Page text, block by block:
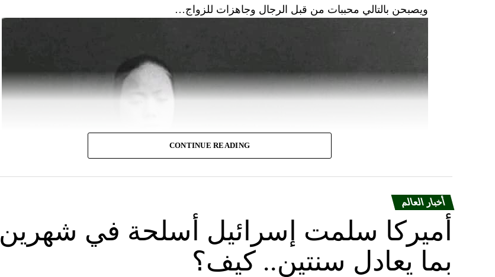
ويصبحن بالتالي محببات من قبل الرجال وجاهزات للزواج…
CONTINUE READING
أخبار العالم
أميركا سلمت إسرائيل أسلحة في شهرين
بما يعادل سنتين.. كيف؟